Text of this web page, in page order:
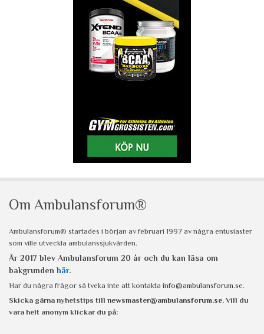
Om Ambulansforum®
Ambulansforum® startades i början av februari 1997 av några entusiaster
som ville utveckla ambulanssjukvården.
År 2017 blev Ambulansforum 20 år och du kan läsa om
bakgrunden här.
Har du några frågor så tveka inte att kontakta info@ambulansforum.se.
Skicka gärna nyhetstips till newsmaster@ambulansforum.se. Vill du
vara helt anonym klickar du på: